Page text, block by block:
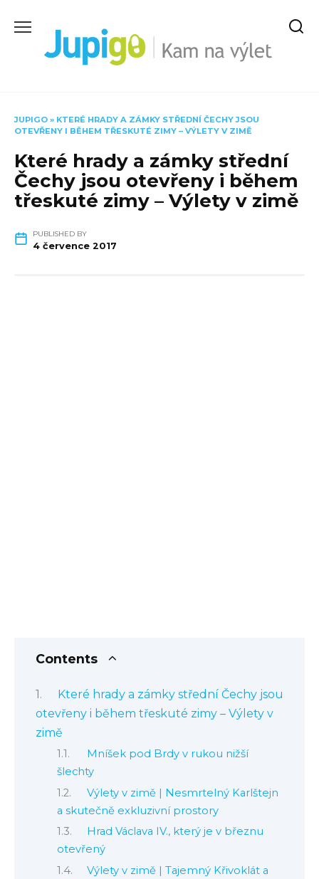
JUPIGO » KTERÉ HRADY A ZÁMKY STŘEDNÍ ČECHY JSOU
OTEVŘENY I BĚHEM TŘESKUTÉ ZIMY – VÝLETY V ZIMĚ
Které hrady a zámky střední
Čechy jsou otevřeny i během
třeskuté zimy – Výlety v zimě
PUBLISHED BY
4 července 2017
Contents
Které hrady a zámky střední Čechy jsou
otevřeny i během třeskuté zimy – Výlety v
zimě
Mníšek pod Brdy v rukou nižší
šlechty
Výlety v zimě | Nesmrtelný Karlštejn
a skutečně exkluzivní prostory
Hrad Václava IV., který je v březnu
otevřený
Výlety v zimě | Tajemný Křivoklát a